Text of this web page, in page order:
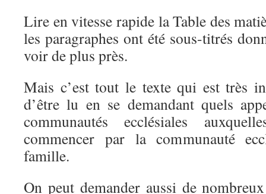
Lire en vitesse rapide la Table des
les paragraphes ont été sous-titrés
voir de plus près.
Mais c’est tout le texte qui est très
d’être lu en se demandant quels
communautés ecclésiales
commencer par la communauté
famille.
On peut demander aussi de